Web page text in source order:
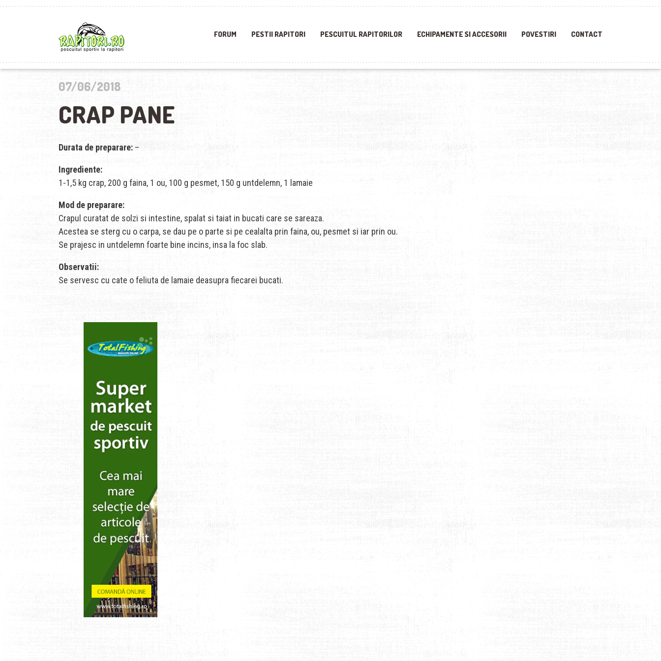
FORUM PESTII RAPITORI PESCUITUL RAPITORILOR ECHIPAMENTE SI ACCESORII POVESTIRI CONTACT
07/06/2018
CRAP PANE
Durata de preparare:–
Ingrediente:
1-1,5 kg crap, 200 g faina, 1 ou, 100 g pesmet, 150 g untdelemn, 1 lamaie
Mod de preparare:
Crapul curatat de solzi si intestine, spalat si taiat in bucati care se sareaza.
Acestea se sterg cu o carpa, se dau pe o parte si pe cealalta prin faina, ou, pesmet si iar prin ou.
Se prajesc in untdelemn foarte bine incins, insa la foc slab.
Observatii:
Se servesc cu cate o feliuta de lamaie deasupra fiecarei bucati.